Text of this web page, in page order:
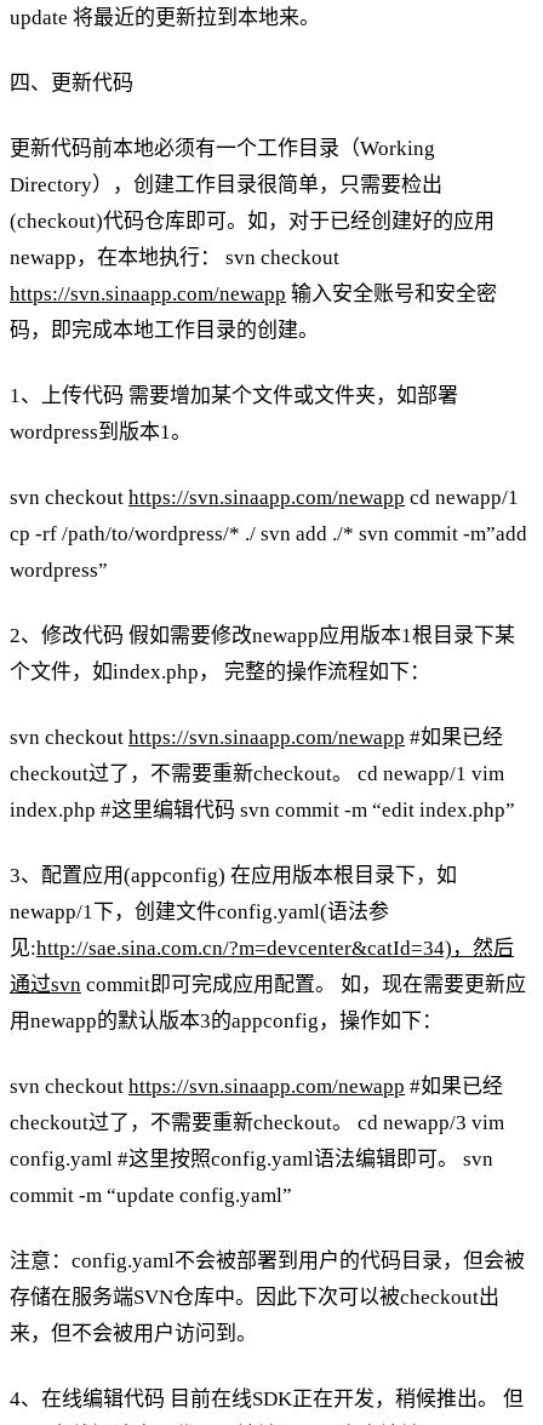
update 将最近的更新拉到本地来。
四、更新代码
更新代码前本地必须有一个工作目录（Working
Directory），创建工作目录很简单，只需要检出
(checkout)代码仓库即可。如，对于已经创建好的应用
newapp，在本地执行： svn checkout
https://svn.sinaapp.com/newapp 输入安全账号和安全密
码，即完成本地工作目录的创建。
1、上传代码 需要增加某个文件或文件夹，如部署
wordpress到版本1。
svn checkout https://svn.sinaapp.com/newapp cd newapp/1
cp -rf /path/to/wordpress/* ./ svn add ./* svn commit -m”add
wordpress”
2、修改代码 假如需要修改newapp应用版本1根目录下某
个文件，如index.php， 完整的操作流程如下：
svn checkout https://svn.sinaapp.com/newapp #如果已经
checkout过了，不需要重新checkout。 cd newapp/1 vim
index.php #这里编辑代码 svn commit -m “edit index.php”
3、配置应用(appconfig) 在应用版本根目录下，如
newapp/1下，创建文件config.yaml(语法参
见:http://sae.sina.com.cn/?m=devcenter&catId=34)，然后
通过svn commit即可完成应用配置。 如，现在需要更新应
用newapp的默认版本3的appconfig，操作如下：
svn checkout https://svn.sinaapp.com/newapp #如果已经
checkout过了，不需要重新checkout。 cd newapp/3 vim
config.yaml #这里按照config.yaml语法编辑即可。 svn
commit -m “update config.yaml”
注意：config.yaml不会被部署到用户的代码目录，但会被
存储在服务端SVN仓库中。因此下次可以被checkout出
来，但不会被用户访问到。
4、在线编辑代码 目前在线SDK正在开发，稍候推出。 但